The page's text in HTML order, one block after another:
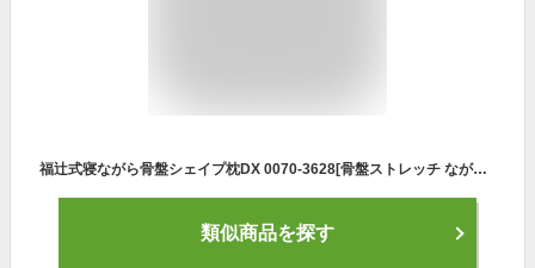
福辻式寝ながら骨盤シェイプ枕DX 0070-3628[骨盤ストレッチ ながら運動 骨盤 運動 エクササイズ ダイエット 健康 健康器具 健康グッズ 枕 揺れる ゆらゆら 筋肉 ほぐす 1回 5分 ごろ寝 簡単 押す 揺らす 反らす クッション 引き締め]
類似商品を探す